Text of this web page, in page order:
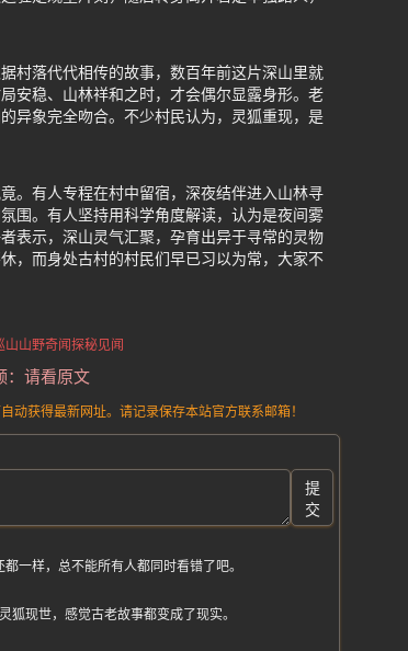
村落代代相传的故事，数百年前这片深山里就
安稳、山林祥和之时，才会偶尔显露身形。老
异象完全吻合。不少村民认为，灵狐重现，是
。有人专程在村中留宿，深夜结伴进入山林寻
围。有人坚持用科学角度解读，认为是夜间雾
表示，深山灵气汇聚，孕育出异于寻常的灵物
，而身处古村的村民们早已习以为常，大家不
山山野奇闻探秘见闻
：请看原文
动获得最新网址。请记录保存本站官方联系邮箱！
提
交
一样，总不能所有人都同时看错了吧。
现世，感觉古老故事都变成了现实。